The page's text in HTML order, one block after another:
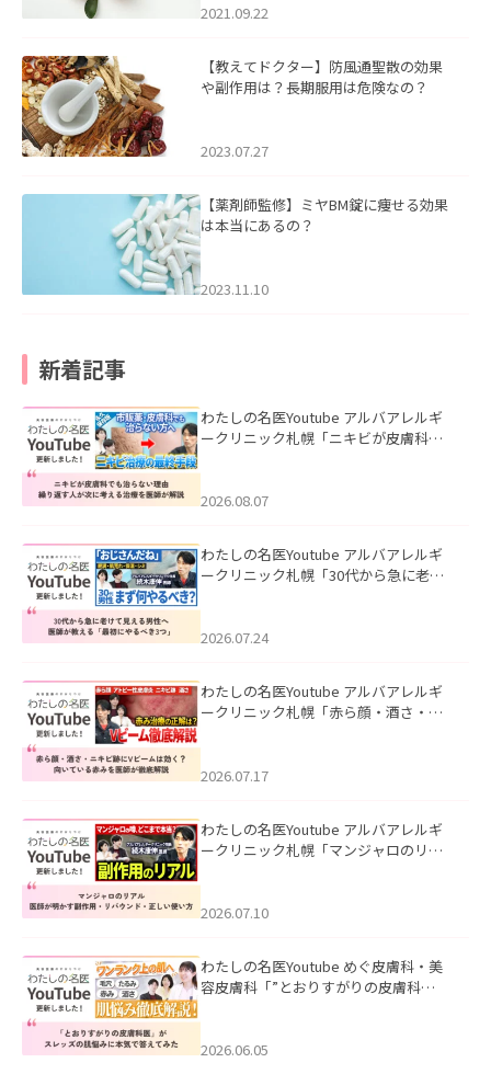
2021.09.22
【教えてドクター】防風通聖散の効果
や副作用は？長期服用は危険なの？
2023.07.27
【薬剤師監修】ミヤBM錠に痩せる効果
は本当にあるの？
2023.11.10
新着記事
わたしの名医Youtube アルバアレルギ
ークリニック札幌「ニキビが皮膚科で
ました。
2026.08.07
わたしの名医Youtube アルバアレルギ
ークリニック札幌「30代から急に老け
た。
2026.07.24
わたしの名医Youtube アルバアレルギ
ークリニック札幌「赤ら顔・酒さ・ニ
した。
2026.07.17
わたしの名医Youtube アルバアレルギ
ークリニック札幌「マンジャロのリア
た。
2026.07.10
わたしの名医Youtube めぐ皮膚科・美
容皮膚科「”とおりすがりの皮膚科
2026.06.05